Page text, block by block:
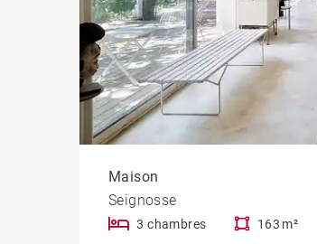
Maison
Seignosse
3 chambres 163 m²